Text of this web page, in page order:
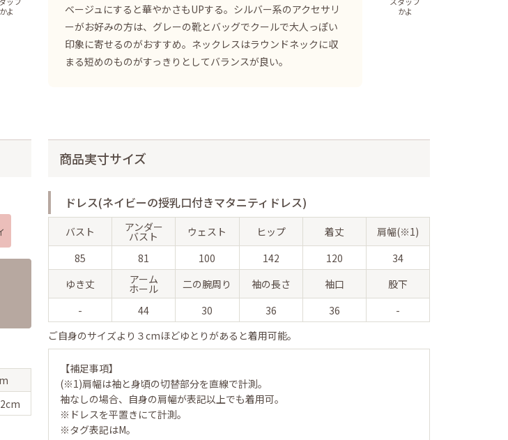
かよ
ベージュにすると華やかさもUPする。シルバー系のアクセサリ
ーがお好みの方は、グレーの靴とバッグでクールで大人っぽい
印象に寄せるのがおすすめ。ネックレスはラウンドネックに収
まる短めのものがすっきりとしてバランスが良い。
かよ
商品実寸サイズ
ドレス(ネイビーの授乳口付きマタニティドレス)
バスト アンダー
バスト ウェスト ヒップ 着丈
肩幅(※1)
85
81 100 142 120
34
ゆき丈
アーム
ホール 二の腕周り 袖の長さ 袖口
股下
-
44 30 36 36
-
ご自身のサイズより３cmほどゆとりがあると着用可能。
【補足事項】
(※1)肩幅は袖と身頃の切替部分を直線で計測。
袖なしの場合、自身の肩幅が表記以上でも着用可。
※ドレスを平置きにて計測。
※タグ表記はM。